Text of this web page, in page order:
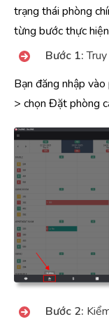
trạng thái phòng
từng bước thực
Bước 1:
Bạn đăng nhập
> chọn Đặt phòng
Bước 2: